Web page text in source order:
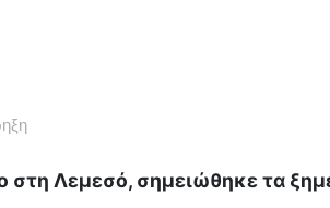
στη Λεμεσό, σημειώθηκε τα